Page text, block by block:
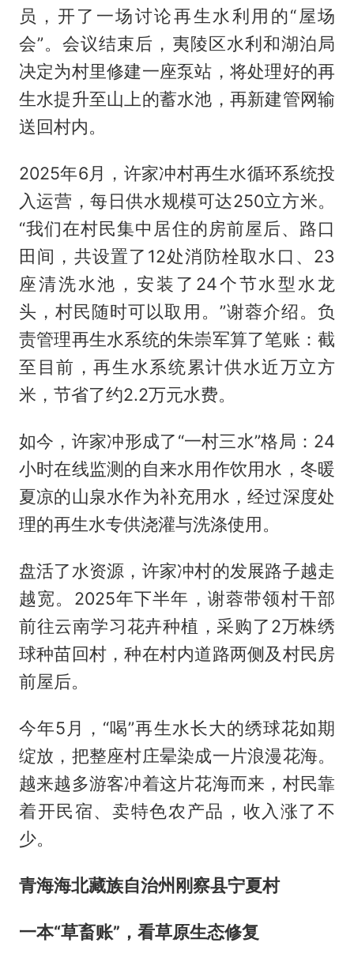
员，开了一场讨论再生水利用的“屋场
会”。会议结束后，夷陵区水利和湖泊局
决定为村里修建一座泵站，将处理好的再
生水提升至山上的蓄水池，再新建管网输
送回村内。
2025年6月，许家冲村再生水循环系统投
入运营，每日供水规模可达250立方米。
“我们在村民集中居住的房前屋后、路口
田间，共设置了12处消防栓取水口、23
座清洗水池，安装了24个节水型水龙
头，村民随时可以取用。”谢蓉介绍。负
责管理再生水系统的朱崇军算了笔账：截
至目前，再生水系统累计供水近万立方
米，节省了约2.2万元水费。
如今，许家冲形成了“一村三水”格局：24
小时在线监测的自来水用作饮用水，冬暖
夏凉的山泉水作为补充用水，经过深度处
理的再生水专供浇灌与洗涤使用。
盘活了水资源，许家冲村的发展路子越走
越宽。2025年下半年，谢蓉带领村干部
前往云南学习花卉种植，采购了2万株绣
球种苗回村，种在村内道路两侧及村民房
前屋后。
今年5月，“喝”再生水长大的绣球花如期
绽放，把整座村庄晕染成一片浪漫花海。
越来越多游客冲着这片花海而来，村民靠
着开民宿、卖特色农产品，收入涨了不
少。
青海海北藏族自治州刚察县宁夏村
一本“草畜账”，看草原生态修复